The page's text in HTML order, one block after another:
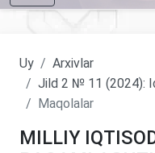
Uy
Arxivlar
Jild 2 № 11 (2024):
Maqolalar
MILLIY